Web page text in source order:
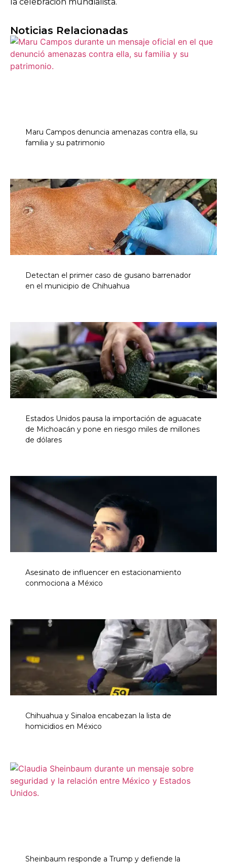
Noticias Relacionadas
Maru Campos denuncia amenazas contra ella, su
familia y su patrimonio
Detectan el primer caso de gusano barrenador
en el municipio de Chihuahua
Estados Unidos pausa la importación de aguacate
de Michoacán y pone en riesgo miles de millones
de dólares
Asesinato de influencer en estacionamiento
conmociona a México
Chihuahua y Sinaloa encabezan la lista de
homicidios en México
Sheinbaum responde a Trump y defiende la